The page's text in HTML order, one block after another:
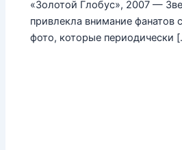
«Золотой Глобус», 2007 —
привлекла внимание фанатов
фото, которые периодически